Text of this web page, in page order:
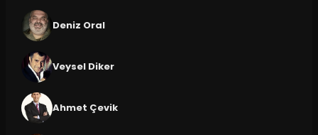
Deniz Oral
Veysel Diker
Ahmet Çevik